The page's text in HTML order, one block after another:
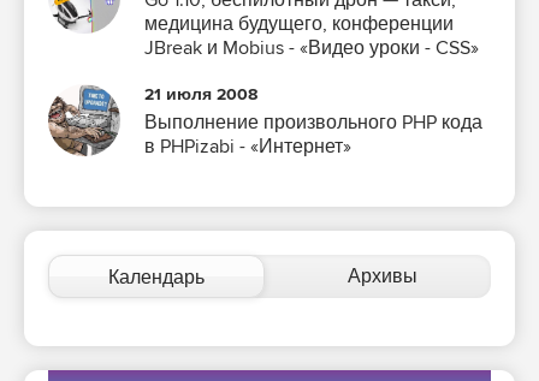
медицина будущего, конференции
JBreak и Mobius - «Видео уроки - CSS»
21 июля 2008
Выполнение произвольного PHP кода
в PHPizabi - «Интернет»
Календарь Архивы